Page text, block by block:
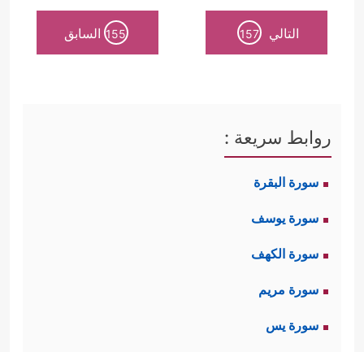
التالي 157
155 السابق
روابط سريعة :
سورة البقرة
سورة يوسف
سورة الكهف
سورة مريم
سورة يس